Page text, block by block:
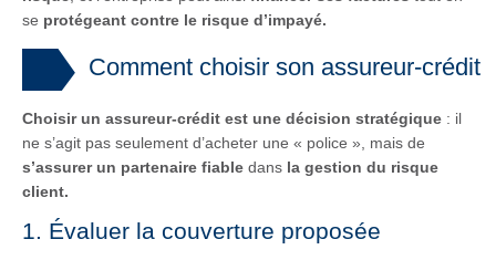
se protégeant contre le risque d’impayé.
Comment choisir son assureur-crédit
Choisir un assureur-crédit est une décision stratégique : il
ne s’agit pas seulement d’acheter une « police », mais de
s’assurer un partenaire fiable dans la gestion du risque
client.
1. Évaluer la couverture proposée